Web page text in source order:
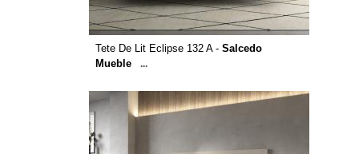
Tete De Lit Eclipse 132 A - Salcedo
Mueble
...